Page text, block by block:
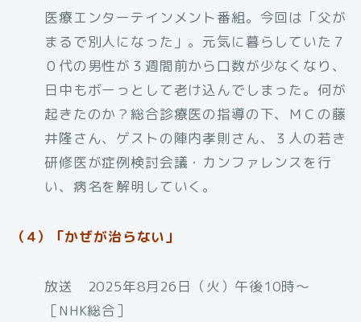
医療エンターテインメント番組。今回は「父が
まるで別人になった」。元気に暮らしていた７
０代の男性が３週間前から口数が少なくなり、
日中もボーっとして老け込んでしまった。何が
起きたのか？総合診療医の指導の下、ＭＣの藤
井隆さん、ゲストの陣内孝則さん、３人の若き
研修医が症例検討会議・カンファレンスを行
い、病名を解明していく。
（4）「かぜが治らない」
放送 2025年8月26日（火）午後10時〜
［NHK総合］